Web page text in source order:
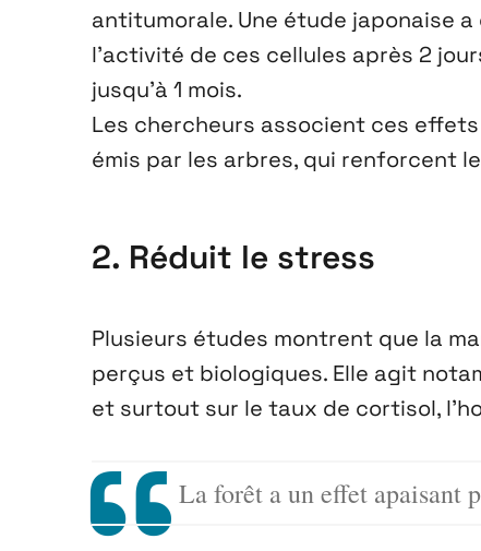
antitumorale. Une étude japonaise
l’activité de ces cellules après 2
jusqu’à 1 mois.
Les chercheurs associent ces
émis par les arbres, qui renforcent
2. Réduit le stress
Plusieurs études montrent que la
perçus et biologiques. Elle agit
et surtout sur le taux de cortisol,
La forêt a un effet apaisant